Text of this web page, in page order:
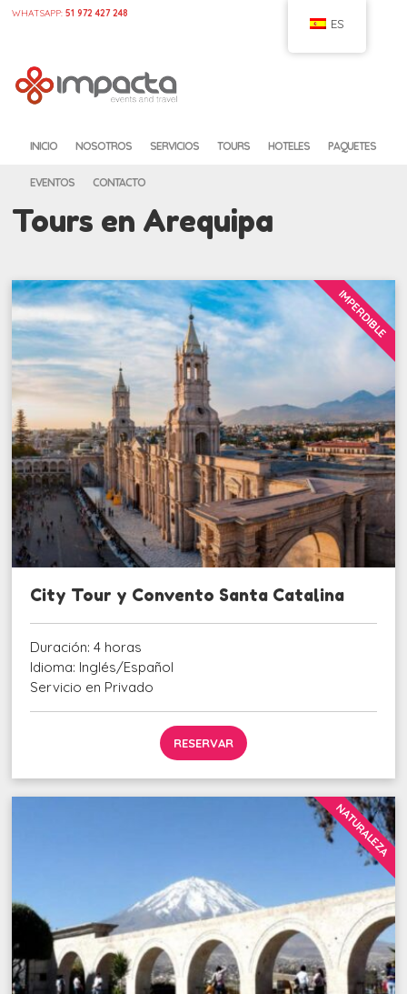
WHATSAPP: 51 972 427 248
INICIO NOSOTROS SERVICIOS TOURS HOTELES PAQUETES
EVENTOS CONTACTO
Tours en Arequipa
IMPERDIBLE
City Tour y Convento Santa Catalina
Duración: 4 horas
Idioma: Inglés/Español
Servicio en Privado
RESERVAR
NATURALEZA
ES